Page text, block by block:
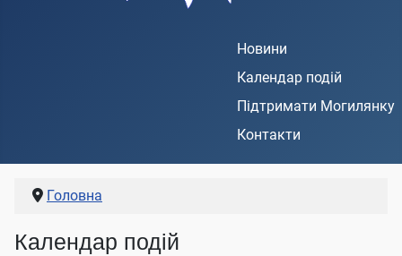
Новини
Календар подій
Підтримати Могилянку
Контакти
Головна
Календар подій